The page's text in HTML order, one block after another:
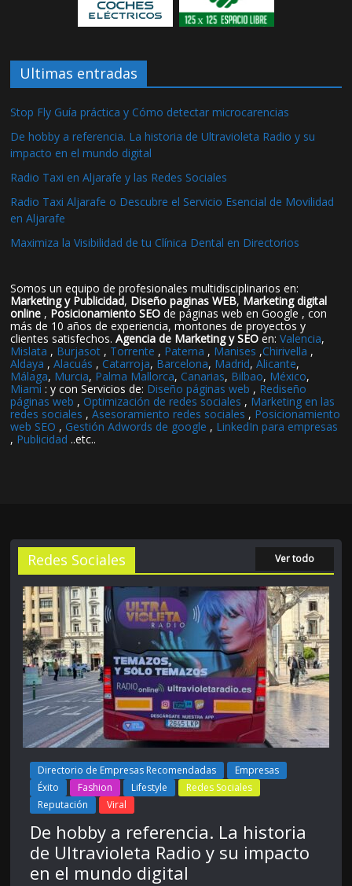
Ultimas entradas
Stop Fly Guía práctica y Cómo detectar microcarencias
De hobby a referencia. La historia de Ultravioleta Radio y su
impacto en el mundo digital
Radio Taxi en Aljarafe y las Redes Sociales
Radio Taxi Aljarafe o Descubre el Servicio Esencial de Movilidad
en Aljarafe
Maximiza la Visibilidad de tu Clínica Dental en Directorios
Somos un equipo de profesionales multidisciplinarios en:
Marketing y Publicidad, Diseño paginas WEB, Marketing digital
online , Posicionamiento SEO de páginas web en Google , con
más de 10 años de experiencia, montones de proyectos y
clientes satisfechos.Agencia de Marketing y SEO en:Valencia,
Mislata , Burjasot , Torrente , Paterna , Manises ,Chirivella ,
Aldaya ,Alacuás , Catarroja, Barcelona, Madrid,Alicante,
Málaga, Murcia, Palma Mallorca, Canarias, Bilbao, México,
Miami : y con Servicios de: Diseño páginas web , Rediseño
páginas web , Optimización de redes sociales , Marketing en las
redes sociales ,Asesoramiento redes sociales , Posicionamiento
web SEO , Gestión Adwords de google , LinkedIn para empresas
, Publicidad ..etc..
Redes Sociales Ver todo
Directorio de Empresas Recomendadas
Empresas
Éxito
Fashion Lifestyle
Redes Sociales
Reputación
Viral
De hobby a referencia. La historia
de Ultravioleta Radio y su impacto
en el mundo digital